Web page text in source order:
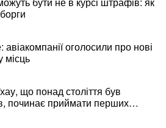
оголосили про нові
місць
що понад століття був
починає приймати перших